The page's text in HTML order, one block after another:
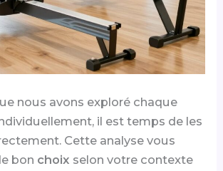
nous avons exploré chaque
il est temps de les
Cette analyse vous
bon choix selon votre contexte